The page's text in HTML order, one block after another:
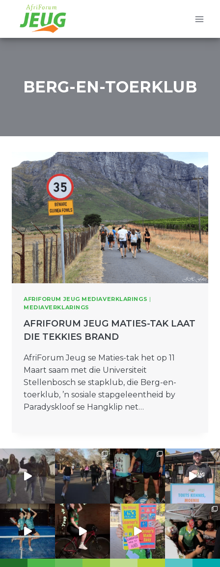
content
BERG-EN-TOERKLUB
AFRIFORUM JEUG MEDIAVERKLARINGS |
MEDIAVERKLARINGS
AFRIFORUM JEUG MATIES-TAK LAAT
DIE TEKKIES BRAND
AfriForum Jeug se Maties-tak het op 11
Maart saam met die Universiteit
Stellenbosch se stapklub, die Berg-en-
toerklub, ’n sosiale stapgeleentheid by
Paradyskloof se Hangklip net…